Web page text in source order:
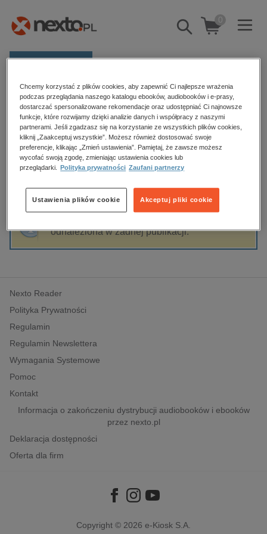
Pokaż/schowaj
wyszukiwarkę
0
Kategorie
Zobacz wszystkie E-prasa
budownictwo, aranżacja wnętrz
biznesowe, branżowe, gospodarka
dzienniki
edukacja
hobby, sport, rozrywka
komputery, internet, technologie, informatyka
polityka, społeczno-informacyjne
psychologiczne
inne
popularno-naukowe
historia
Strona główna Tomasz Szwed
Tomasz Szwed
Sortowanie Filtrowanie
odnaleziona w żadnej publikacji.
Nexto Reader
Polityka Prywatności
Regulamin
Regulamin Newslettera
Wymagania Systemowe
Pomoc
Kontakt
Informacja o zakończeniu dystrybucji audiobooków i ebooków
przez nexto.pl
Deklaracja dostępności
Oferta dla firm
Copyright © 2026 e-Kiosk S.A.
Chcemy korzystać z plików cookies, aby zapewnić Ci najlepsze wrażenia
podczas przeglądania naszego katalogu ebooków, audiobooków i e-prasy,
dostarczać spersonalizowane rekomendacje oraz udostępniać Ci najnowsze
funkcje, które rozwijamy dzięki analizie danych i współpracy z naszymi
partnerami. Jeśli zgadzasz się na korzystanie ze wszystkich plików cookies,
kliknij „Zaakceptuj wszystkie”. Możesz również dostosować swoje
preferencje, klikając „Zmień ustawienia”. Pamiętaj, że zawsze możesz
wycofać swoją zgodę, zmieniając ustawienia cookies lub
przeglądarki.
Polityka prywatności Zaufani partnerzy
Akceptuj pliki cookie
Ustawienia plików cookie